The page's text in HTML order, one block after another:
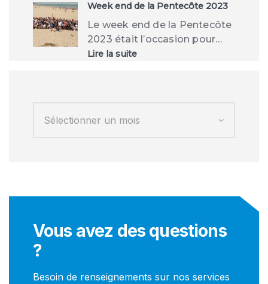
Week end de la Pentecôte 2023
Le week end de la Pentecôte
2023 était l’occasion pour…
Lire la suite:
Vous avez des questions
?
Besoin de renseignements sur nos services